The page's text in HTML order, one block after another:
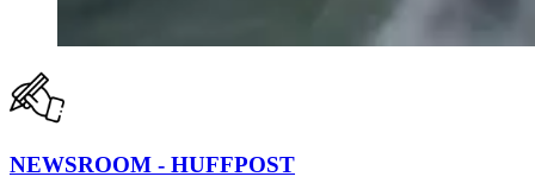
NEWSROOM - HUFFPOST